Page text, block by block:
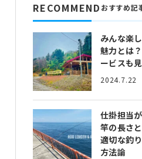
RECOMMEND おすすめ記
みんな楽
魅力とは？
ービスも
2024.7.22
仕掛担当
竿の長さ
適切な釣
方法論